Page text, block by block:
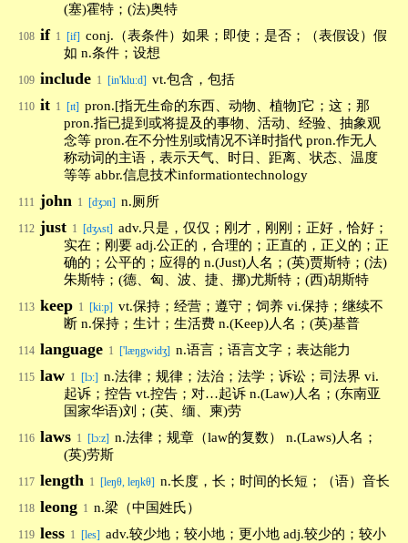
(塞)霍特；(法)奥特
108 if 1 [if] conj.（表条件）如果；即使；是否；（表假设）假
如 n.条件；设想
109 include 1 [in'klu:d] vt.包含，包括
110 it 1 [ɪt] pron.[指无生命的东西、动物、植物]它；这；那
pron.指已提到或将提及的事物、活动、经验、抽象观
念等 pron.在不分性别或情况不详时指代 pron.作无人
称动词的主语，表示天气、时日、距离、状态、温度
等等 abbr.信息技术informationtechnology
111 john 1 [dʒɔn] n.厕所
112 just 1 [dʒʌst] adv.只是，仅仅；刚才，刚刚；正好，恰好；
实在；刚要 adj.公正的，合理的；正直的，正义的；正
确的；公平的；应得的 n.(Just)人名；(英)贾斯特；(法)
朱斯特；(德、匈、波、捷、挪)尤斯特；(西)胡斯特
113 keep 1 [ki:p] vt.保持；经营；遵守；饲养 vi.保持；继续不
断 n.保持；生计；生活费 n.(Keep)人名；(英)基普
114 language 1 ['læŋgwidʒ] n.语言；语言文字；表达能力
115 law 1 [lɔ:] n.法律；规律；法治；法学；诉讼；司法界 vi.
起诉；控告 vt.控告；对…起诉 n.(Law)人名；(东南亚
国家华语)刘；(英、缅、柬)劳
116 laws 1 [lɔ:z] n.法律；规章（law的复数） n.(Laws)人名；
(英)劳斯
117 length 1 [leŋθ, leŋkθ] n.长度，长；时间的长短；（语）音长
118 leong 1 n.梁（中国姓氏）
119 less 1 [les] adv.较少地；较小地；更小地 adj.较少的；较小